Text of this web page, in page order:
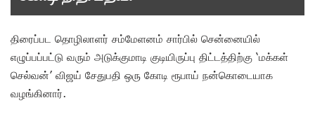
திரைப்பட தொழிலாளர் சம்மேளனம் சார்பில் சென்னையில்
எழுப்பப்பட்டு வரும் அடுக்குமாடி குடியிருப்பு திட்டத்திற்கு ‘மக்கள்
செல்வன்’ விஜய் சேதுபதி ஒரு கோடி ரூபாய் நன்கொடையாக
வழங்கினார்.